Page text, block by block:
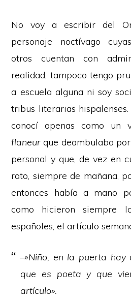
No voy a escribir del
personaje noctívago
otros cuentan con
realidad, tampoco tengo
a escuela alguna ni soy
tribus literarias
conocí apenas como un
flaneur que deambulaba
personal y que, de vez en
rato, siempre de mañana,
entonces había a mano
como hicieron siempre
españoles, el artículo
–»Niño, en la puerta hay
que es poeta y que
artículo».